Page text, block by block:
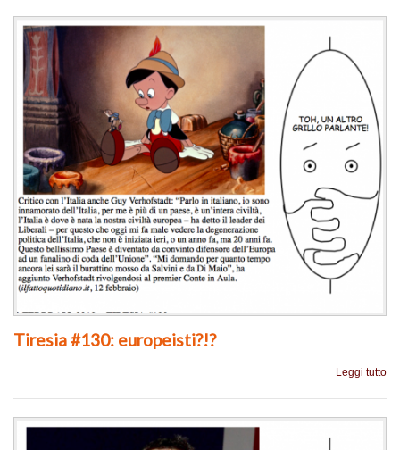
Tiresia #130: europeisti?!?
Leggi tutto